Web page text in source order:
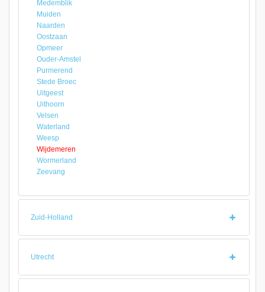
Medemblik
Muiden
Naarden
Oostzaan
Opmeer
Ouder-Amstel
Purmerend
Stede Broec
Uitgeest
Uithoorn
Velsen
Waterland
Weesp
Wijdemeren
Wormerland
Zeevang
Zuid-Holland
Utrecht